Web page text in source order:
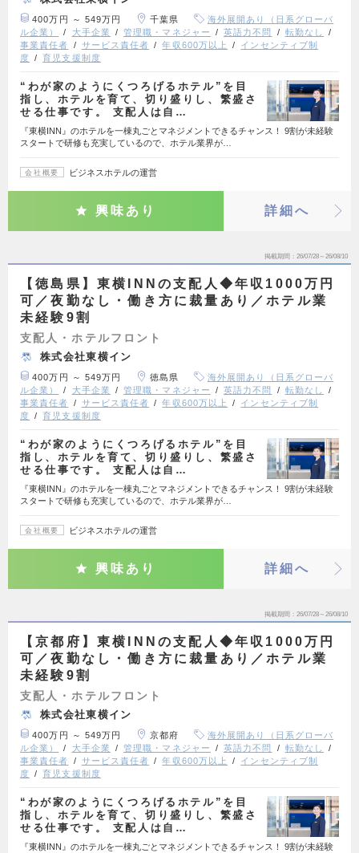
400万円 ～ 549万円 千葉県
海外展開あり（日系グローバ
ル企業）
大手企業 管理職・マネジャー 英語力不問
転勤なし
事業責任者
サービス責任者 年収600万以上
インセンティブ制
度
育児支援制度
“わが家のようにくつろげるホテル”を目
指し、ホテルを育て、切り盛りし、繁盛さ
せる仕事です。 支配人は自…
『東横INN』のホテルを一棟丸ごとマネジメントできるチャンス！ 9割が未経験
スタートで研修も充実しているので、ホテル業界が…
会社概要 ビジネスホテルの運営
興味あり 詳細へ
掲載期間 26/07/28～26/08/10
【徳島県】東横INNの支配人◆年収1000万円
可／夜勤なし・働き方に裁量あり／ホテル業
未経験9割
支配人・ホテルフロント
株式会社東横イン
400万円 ～ 549万円 徳島県
海外展開あり（日系グローバ
ル企業）
大手企業 管理職・マネジャー 英語力不問
転勤なし
事業責任者
サービス責任者 年収600万以上
インセンティブ制
度
育児支援制度
“わが家のようにくつろげるホテル”を目
指し、ホテルを育て、切り盛りし、繁盛さ
せる仕事です。 支配人は自…
『東横INN』のホテルを一棟丸ごとマネジメントできるチャンス！ 9割が未経験
スタートで研修も充実しているので、ホテル業界が…
会社概要 ビジネスホテルの運営
興味あり 詳細へ
掲載期間 26/07/28～26/08/10
【京都府】東横INNの支配人◆年収1000万円
可／夜勤なし・働き方に裁量あり／ホテル業
未経験9割
支配人・ホテルフロント
株式会社東横イン
400万円 ～ 549万円 京都府
海外展開あり（日系グローバ
ル企業）
大手企業 管理職・マネジャー 英語力不問
転勤なし
事業責任者
サービス責任者 年収600万以上
インセンティブ制
度
育児支援制度
“わが家のようにくつろげるホテル”を目
指し、ホテルを育て、切り盛りし、繁盛さ
せる仕事です。 支配人は自…
『東横INN』のホテルを一棟丸ごとマネジメントできるチャンス！ 9割が未経験